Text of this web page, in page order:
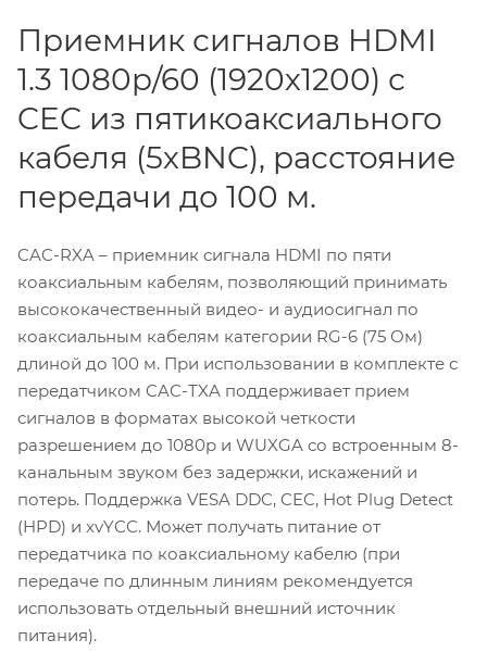
Приемник сигналов HDMI
1.3 1080p/60 (1920х1200) с
CEC из пятикоаксиального
кабеля (5хBNC), расстояние
передачи до 100 м.
CAC-RXA – приемник сигнала HDMI по пяти
коаксиальным кабелям, позволяющий принимать
высококачественный видео- и аудиосигнал по
коаксиальным кабелям категории RG-6 (75 Ом)
длиной до 100 м. При использовании в комплекте с
передатчиком CAC-TXA поддерживает прием
сигналов в форматах высокой четкости
разрешением до 1080p и WUXGA со встроенным 8-
канальным звуком без задержки, искажений и
потерь. Поддержка VESA DDC, CEC, Hot Plug Detect
(HPD) и xvYCC. Может получать питание от
передатчика по коаксиальному кабелю (при
передаче по длинным линиям рекомендуется
использовать отдельный внешний источник
питания).